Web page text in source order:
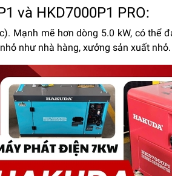
và HKD7000P1 PRO:
Mạnh mẽ hơn dòng 5.0 kW, có
như nhà hàng, xưởng sản xuất nhỏ.